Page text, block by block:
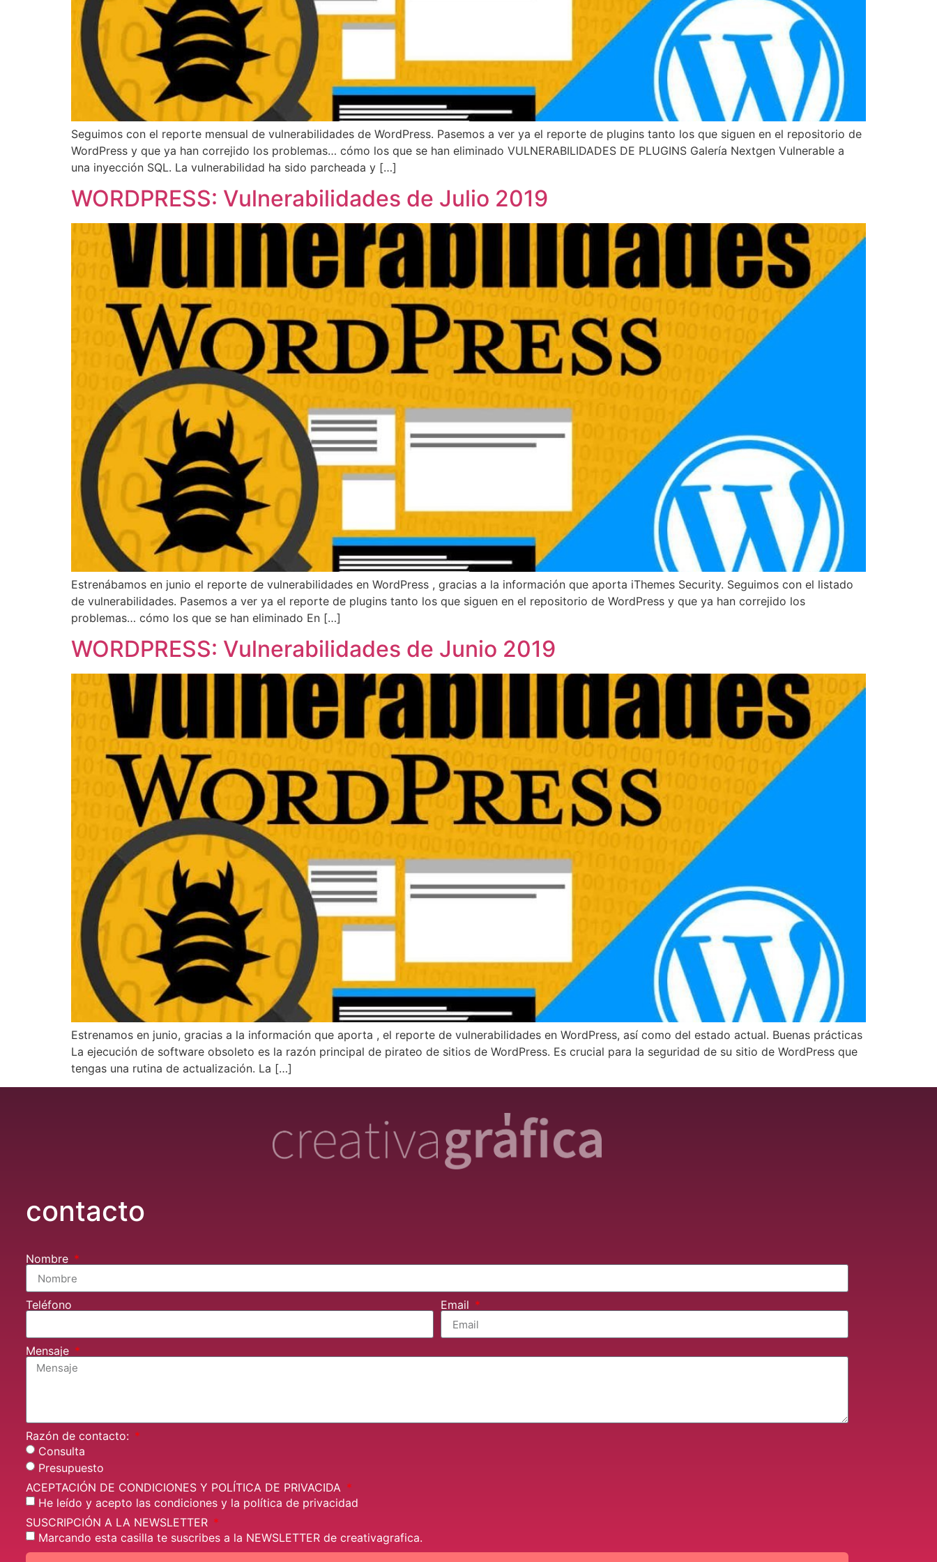
Seguimos con el reporte mensual de vulnerabilidades de WordPress. Pasemos a ver ya el reporte de plugins tanto los que siguen en el repositorio de
WordPress y que ya han correjido los problemas… cómo los que se han eliminado VULNERABILIDADES DE PLUGINS Galería Nextgen Vulnerable a
una inyección SQL. La vulnerabilidad ha sido parcheada y […]
WORDPRESS: Vulnerabilidades de Julio 2019
Estrenábamos en junio el reporte de vulnerabilidades en WordPress , gracias a la información que aporta iThemes Security. Seguimos con el listado
de vulnerabilidades. Pasemos a ver ya el reporte de plugins tanto los que siguen en el repositorio de WordPress y que ya han correjido los
problemas… cómo los que se han eliminado En […]
WORDPRESS: Vulnerabilidades de Junio 2019
Estrenamos en junio, gracias a la información que aporta , el reporte de vulnerabilidades en WordPress, así como del estado actual. Buenas prácticas
La ejecución de software obsoleto es la razón principal de pirateo de sitios de WordPress. Es crucial para la seguridad de su sitio de WordPress que
tengas una rutina de actualización. La […]
contacto
Nombre
Teléfono Email
Mensaje
Razón de contacto:
Consulta
Presupuesto
ACEPTACIÓN DE CONDICIONES Y POLÍTICA DE PRIVACIDA
He leído y acepto las condiciones y la política de privacidad
SUSCRIPCIÓN A LA NEWSLETTER
Marcando esta casilla te suscribes a la NEWSLETTER de creativagrafica.